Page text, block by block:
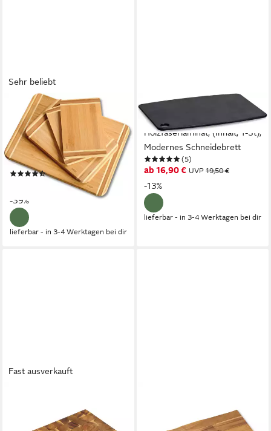
Sehr beliebt
KESPER®
Schneidebrett 3 verschiedene
Größen, Bambus, (Set, 4-St),
(1x 38x28,5x1,6 cm, 1x
28,5x20x1,6 cm, 2 x 25x15x1
cm)
(39)
UVP27,99 €
-39%
lieferbar - in 3-4 Werktagen bei dir
ZELLER PRESENT
Schneidebrett Eco,
Holzfaserlaminat, (Inhalt, 1-St),
Modernes Schneidebrett
(5)
ab 16,90 € UVP 19,50 €
-13%
lieferbar - in 3-4 Werktagen bei dir
Fast ausverkauft
Schneidebrett Tranchierbrett,
Akazie, Stirnholz, FSC,
Massivholz, (1-St), aus FSC-